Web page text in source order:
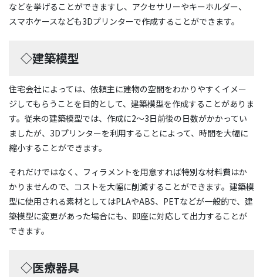
などを挙げることができますし、アクセサリーやキーホルダー、
スマホケースなども3Dプリンターで作成することができます。
◇建築模型
住宅会社によっては、依頼主に建物の空間をわかりやすくイメー
ジしてもらうことを目的として、建築模型を作成することがありま
す。従来の建築模型では、作成に2〜3日前後の日数がかかってい
ましたが、3Dプリンターを利用することによって、時間を大幅に
縮小することができます。
それだけではなく、フィラメントを用意すれば特別な材料費はか
かりませんので、コストを大幅に削減することができます。建築模
型に使用される素材としてはPLAやABS、PETなどが一般的で、建
築模型に変更があった場合にも、即座に対応して出力することが
できます。
◇医療器具